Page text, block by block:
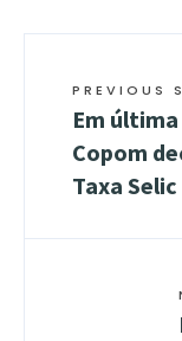
PREVIOUS
Em
Copom
Taxa Selic